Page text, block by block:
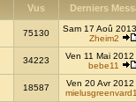
Vus Derniers
75130
Sam 17 Aoû
Zheim2
34223
Ven 11 Mai 2012
bebe11
18587
Ven 20 Avr